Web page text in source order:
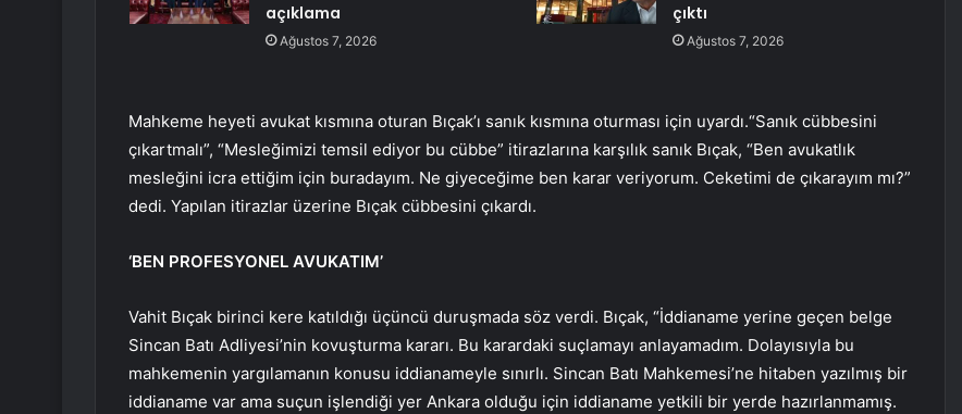
açıklama
Ağustos 7, 2026
çıktı
Ağustos 7, 2026
Mahkeme heyeti avukat kısmına oturan Bıçak’ı sanık kısmına oturması için uyardı.“Sanık cübbesini
çıkartmalı”, “Mesleğimizi temsil ediyor bu cübbe” itirazlarına karşılık sanık Bıçak, “Ben avukatlık
mesleğini icra ettiğim için buradayım. Ne giyeceğime ben karar veriyorum. Ceketimi de çıkarayım mı?”
dedi. Yapılan itirazlar üzerine Bıçak cübbesini çıkardı.
‘BEN PROFESYONEL AVUKATIM’
Vahit Bıçak birinci kere katıldığı üçüncü duruşmada söz verdi. Bıçak, “İddianame yerine geçen belge
Sincan Batı Adliyesi’nin kovuşturma kararı. Bu karardaki suçlamayı anlayamadım. Dolayısıyla bu
mahkemenin yargılamanın konusu iddianameyle sınırlı. Sincan Batı Mahkemesi’ne hitaben yazılmış bir
iddianame var ama suçun işlendiği yer Ankara olduğu için iddianame yetkili bir yerde hazırlanmamış.